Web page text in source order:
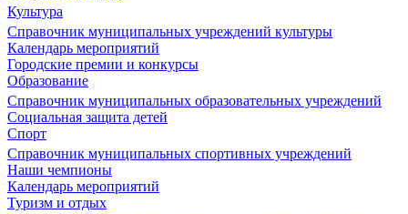
Культура
Справочник муниципальных учреждений культуры
Календарь мероприятий
Городские премии и конкурсы
Образование
Справочник муниципальных образовательных учреждений
Социальная защита детей
Спорт
Справочник муниципальных спортивных учреждений
Наши чемпионы
Календарь мероприятий
Туризм и отдых